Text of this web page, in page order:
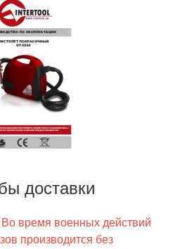
доставки
время военных действий
производится без